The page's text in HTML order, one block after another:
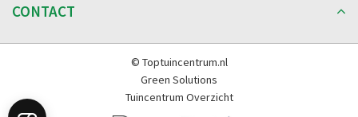
CONTACT
© Toptuincentrum.nl
Green Solutions
Tuincentrum Overzicht